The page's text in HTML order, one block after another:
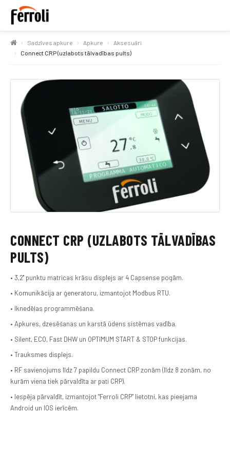
Sadzīves apkure Apkure
Aksesuāri
Connect CRP (uzlabots tālvadības pults)
CONNECT CRP (UZLABOTS TĀLVADĪBAS
PULTS)
• 3,2'' punktu matricas krāsu displejs ar 4 Capsense pogām.
• Komunikācija ar ģeneratoru, izmantojot Modbus RTU.
• Iknedēļas programmēšana.
• Apkures, dzesēšanas un karstā ūdens sistēmas vadība.
• Silent, ECO, Fast DHW un OPTIMUM START & STOP funkcijas.
• Trauksmes displejs.
• RF savienojums līdz 7 papildu Connect CRP zonām (līdz 8 zonām, no
kurām viena tiek pārvaldīta ar pati CRP).
• Iespēja pārvaldīt, izmantojot "Ferroli CRP" lietotni, kas pieejama
Android un IOS ierīcēm.